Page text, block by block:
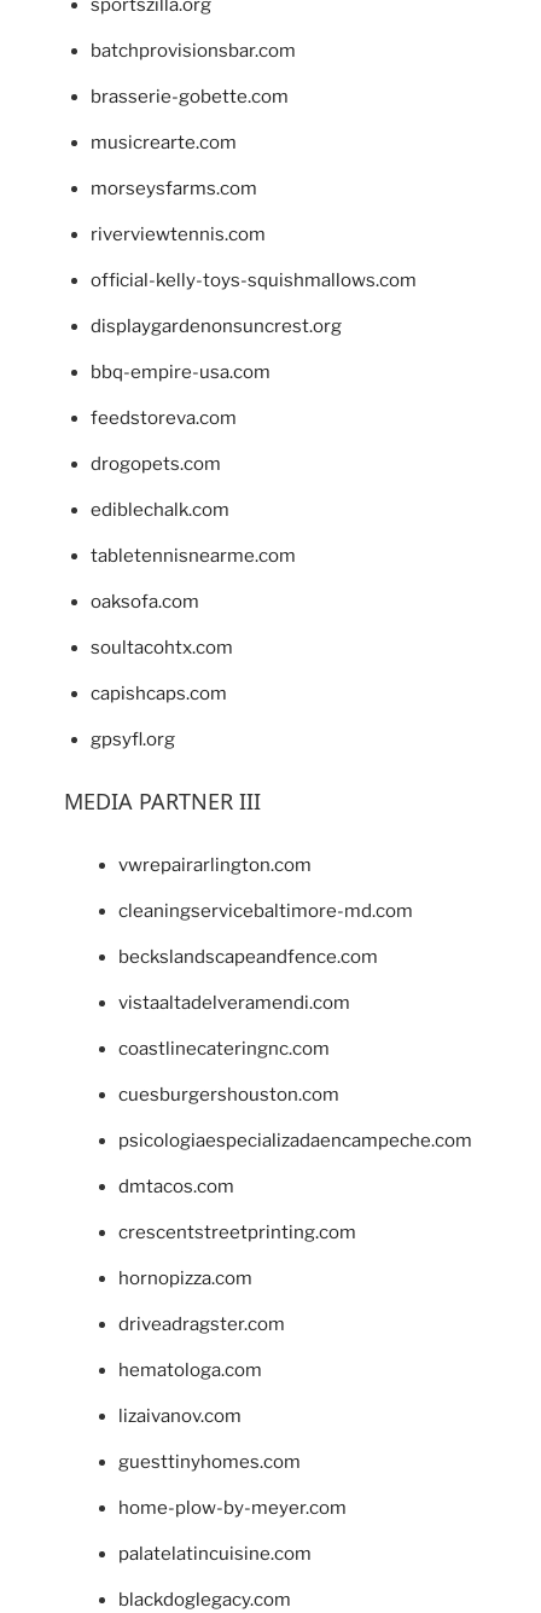
sportszilla.org
batchprovisionsbar.com
brasserie-gobette.com
musicrearte.com
morseysfarms.com
riverviewtennis.com
official-kelly-toys-squishmallows.com
displaygardenonsuncrest.org
bbq-empire-usa.com
feedstoreva.com
drogopets.com
ediblechalk.com
tabletennisnearme.com
oaksofa.com
soultacohtx.com
capishcaps.com
gpsyfl.org
MEDIA PARTNER III
vwrepairarlington.com
cleaningservicebaltimore-md.com
beckslandscapeandfence.com
vistaaltadelveramendi.com
coastlinecateringnc.com
cuesburgershouston.com
psicologiaespecializadaencampeche.com
dmtacos.com
crescentstreetprinting.com
hornopizza.com
driveadragster.com
hematologa.com
lizaivanov.com
guesttinyhomes.com
home-plow-by-meyer.com
palatelatincuisine.com
blackdoglegacy.com